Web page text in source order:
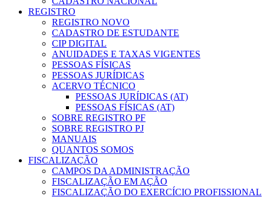
REGISTRO
REGISTRO NOVO
CADASTRO DE ESTUDANTE
CIP DIGITAL
ANUIDADES E TAXAS VIGENTES
PESSOAS FÍSICAS
PESSOAS JURÍDICAS
ACERVO TÉCNICO
PESSOAS JURÍDICAS (AT)
PESSOAS FÍSICAS (AT)
SOBRE REGISTRO PF
SOBRE REGISTRO PJ
MANUAIS
QUANTOS SOMOS
FISCALIZAÇÃO
CAMPOS DA ADMINISTRAÇÃO
FISCALIZAÇÃO EM AÇÃO
FISCALIZAÇÃO DO EXERCÍCIO PROFISSIONAL